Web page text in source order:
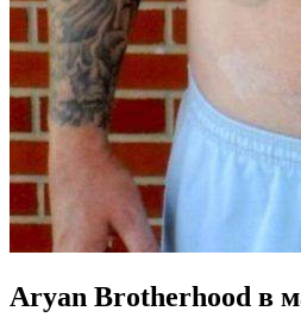
Aryan Brotherhood в